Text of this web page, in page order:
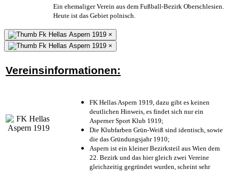
Ein ehemaliger Verein aus dem Fußball-Bezirk Oberschlesien.
Heute ist das Gebiet polnisch.
×
×
Vereinsinformationen:
FK Hellas Aspern 1919, dazu gibt es keinen
deutlichen Hinweis, es findet sich nur ein
Asperner Sport Klub 1919;
Die Klubfarben Grün-Weiß sind identisch, sowie
die das Gründungsjahr 1910;
Aspern ist ein kleiner Bezirksteil aus Wien dem
22. Bezirk und das hier gleich zwei Vereine
gleichzeitig gegründet wurden, scheint sehr